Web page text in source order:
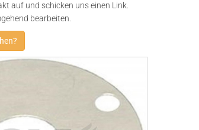
auf und schicken uns einen Link.
bearbeiten.